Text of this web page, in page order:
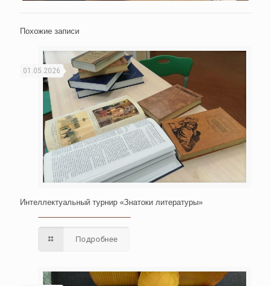
Похожие записи
01.05.2026
Интеллектуальный турнир «Знатоки литературы»
Подробнее